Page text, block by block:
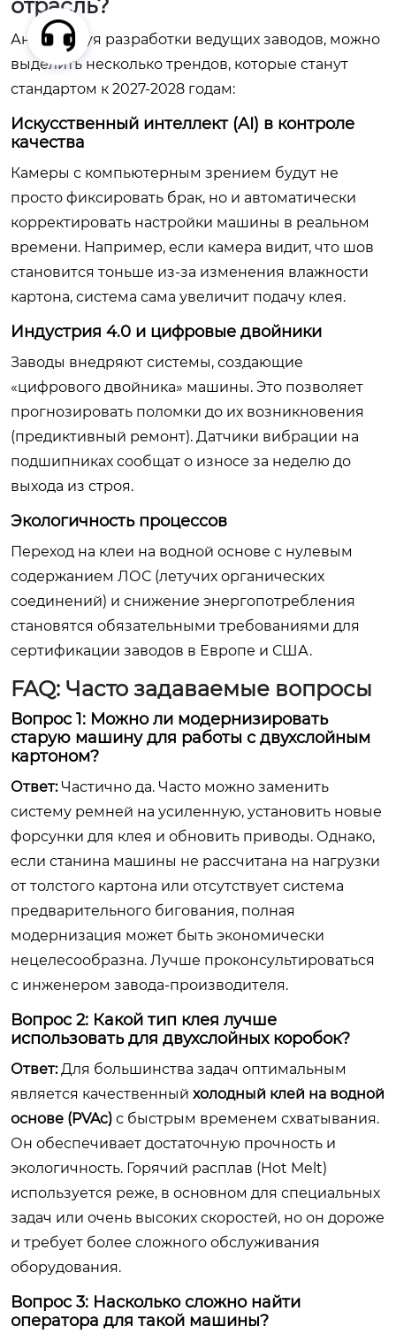
отрасль?
Анализируя разработки ведущих заводов, можно
выделить несколько трендов, которые станут
стандартом к 2027-2028 годам:
Искусственный интеллект (AI) в контроле
качества
Камеры с компьютерным зрением будут не
просто фиксировать брак, но и автоматически
корректировать настройки машины в реальном
времени. Например, если камера видит, что шов
становится тоньше из-за изменения влажности
картона, система сама увеличит подачу клея.
Индустрия 4.0 и цифровые двойники
Заводы внедряют системы, создающие
«цифрового двойника» машины. Это позволяет
прогнозировать поломки до их возникновения
(предиктивный ремонт). Датчики вибрации на
подшипниках сообщат о износе за неделю до
выхода из строя.
Экологичность процессов
Переход на клеи на водной основе с нулевым
содержанием ЛОС (летучих органических
соединений) и снижение энергопотребления
становятся обязательными требованиями для
сертификации заводов в Европе и США.
FAQ: Часто задаваемые вопросы
Вопрос 1: Можно ли модернизировать
старую машину для работы с двухслойным
картоном?
Ответ:Частично да. Часто можно заменить
систему ремней на усиленную, установить новые
форсунки для клея и обновить приводы. Однако,
если станина машины не рассчитана на нагрузки
от толстого картона или отсутствует система
предварительного бигования, полная
модернизация может быть экономически
нецелесообразна. Лучше проконсультироваться
с инженером завода-производителя.
Вопрос 2: Какой тип клея лучше
использовать для двухслойных коробок?
Ответ:Для большинства задач оптимальным
является качественный холодный клей на водной
основе (PVAc) с быстрым временем схватывания.
Он обеспечивает достаточную прочность и
экологичность. Горячий расплав (Hot Melt)
используется реже, в основном для специальных
задач или очень высоких скоростей, но он дороже
и требует более сложного обслуживания
оборудования.
Вопрос 3: Насколько сложно найти
оператора для такой машины?